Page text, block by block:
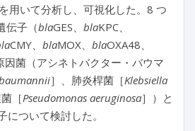
用いて分析し、可視化した。8 つ
伝子（blaGES、 blaKPC、
CMY、 blaMOX、 blaOXA48、
因菌（アシネトバクター・バウマ
］、肺炎桿菌［Klebsiella
［Pseudomonas aeruginosa］）と
ついて検討した。